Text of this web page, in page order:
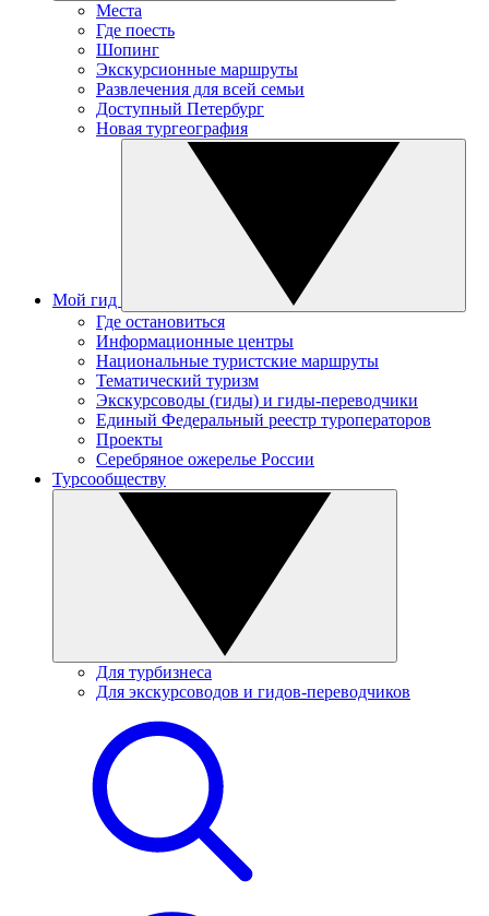
Места
Где поесть
Шопинг
Экскурсионные маршруты
Развлечения для всей семьи
Доступный Петербург
Новая тургеография
Мой гид
Где остановиться
Информационные центры
Национальные туристские маршруты
Тематический туризм
Экскурсоводы (гиды) и гиды-переводчики
Единый Федеральный реестр туроператоров
Проекты
Серебряное ожерелье России
Турсообществу
Для турбизнеса
Для экскурсоводов и гидов-переводчиков